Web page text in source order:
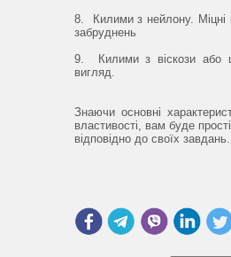
8.
Килими з нейлону.
забруднень
9.
Килими з віскози або
вигляд.
Знаючи основні
властивості, вам буде
відповідно до своїх завдань.